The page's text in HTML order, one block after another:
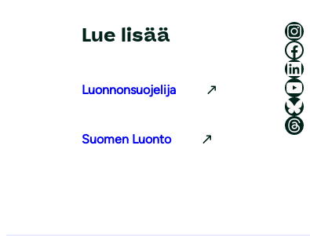
Lue lisää
Luonnonsuojelija
Suomen Luonto
Luonnonsuojeluliitto Instagramissa
Luonnonsuojeluliitto Facebookissa
Luonnonsuojeluliitto LinkedInissä
Luonnonsuojeluliiton YouTube-kanava
Luonnonsuojeluliitto Blueskyssa
Luonnonsuojeluliitto Threadsissa